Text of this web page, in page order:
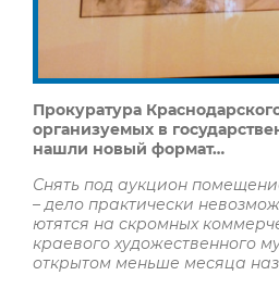
Прокуратура
организуемых в
нашли новый формат…
Снять под аукцион
– дело практически
ютятся на скромных
краевого художественного
открытом меньше месяца